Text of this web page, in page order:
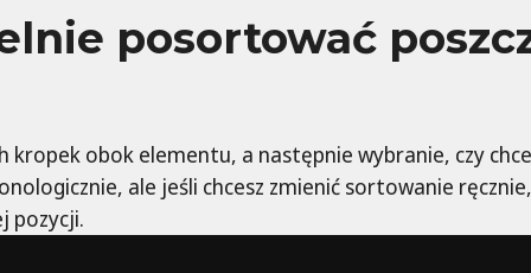
posortować
obok elementu, a następnie wybranie, czy
ale jeśli chcesz zmienić sortowanie
pozycji.